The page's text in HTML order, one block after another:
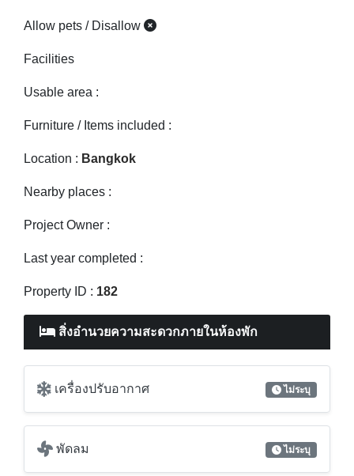
Allow pets / Disallow
Facilities
Usable area :
Furniture / Items included :
Location : Bangkok
Nearby places :
Project Owner :
Last year completed :
Property ID : 182
สิ่งอำนวยความสะดวกภายในห้องพัก
เครื่องปรับอากาศ ไม่ระบุ
พัดลม ไม่ระบุ